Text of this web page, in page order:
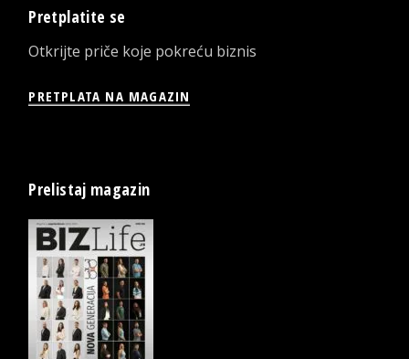
Pretplatite se
Otkrijte priče koje pokreću biznis
PRETPLATA NA MAGAZIN
Prelistaj magazin